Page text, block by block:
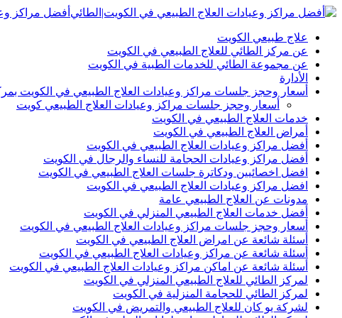
أفضل مراكز
علاج طبيعي الكويت
عن مركز الطائي للعلاج الطبيعي في الكويت
عن مجموعة الطائي للخدمات الطبية في الكويت
الأدارة
أسعار وحجز جلسات مراكز وعيادات العلاج الطبيعي في الكويت
أسعار وحجز جلسات مراكز وعيادات العلاج الطبيعي كويت
خدمات العلاج الطبيعي في الكويت
أمراض العلاج الطبيعي في الكويت
أفضل مراكز وعيادات العلاج الطبيعي في الكويت
أفضل مراكز وعيادات الحجامة للنساء والرجال في الكويت
افضل اخصائيين ودكاترة جلسات العلاج الطبيعي في الكويت
افضل مراكز وعيادات العلاج الطبيعي في الكويت
مدونات عن العلاج الطبيعي عامة
أفضل خدمات العلاج الطبيعي المنزلي في الكويت
أسعار وحجز جلسات مراكز وعيادات العلاج الطبيعي في الكويت
أسئلة شائعة عن امراض العلاج الطبيعي في الكويت
أسئلة شائعة عن مراكز وعيادات العلاج الطبيعي في الكويت
أسئلة شائعة عن اماكن مراكز وعيادات العلاج الطبيعي في الكويت
لمركز الطائي للعلاج الطبيعي المنزلي في الكويت
لمركز الطائي للحجامة المنزلية في الكويت
لشركة يو كان للعلاج الطبيعي والتمريض في الكويت